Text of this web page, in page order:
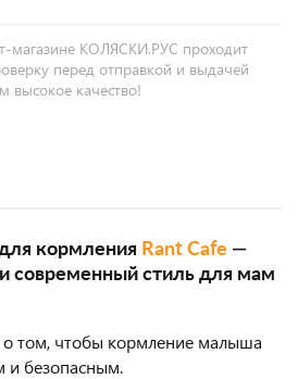
магазине КОЛЯСКИ.РУС проходит
перед отправкой и выдачей
высокое качество!
кормления Rant Cafe —
современный стиль для мам
том, чтобы кормление малыша
и безопасным.